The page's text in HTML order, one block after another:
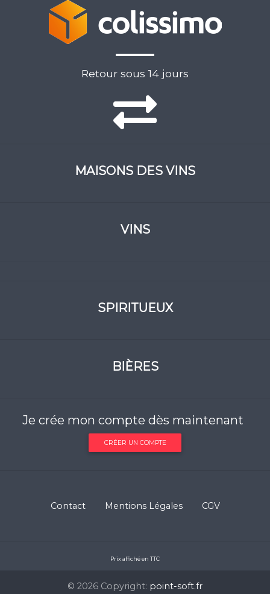
Retour sous 14 jours
MAISONS DES VINS
VINS
SPIRITUEUX
BIÈRES
Je crée mon compte dès maintenant
CRÉER UN COMPTE
Contact Mentions Légales CGV
Prix affiché en TTC
© 2026 Copyright: point-soft.fr